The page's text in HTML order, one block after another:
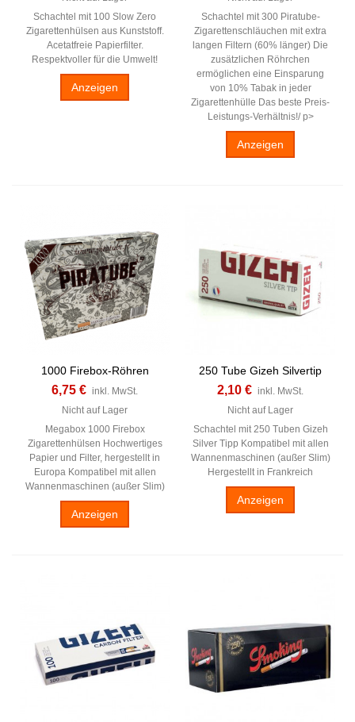
Schachtel mit 100 Slow Zero
Zigarettenhülsen aus Kunststoff.
Acetatfreie Papierfilter.
Respektvoller für die Umwelt!
Anzeigen
Schachtel mit 300 Piratube-
Zigarettenschläuchen mit extra
langen Filtern (60% länger) Die
zusätzlichen Röhrchen
ermöglichen eine Einsparung
von 10% Tabak in jeder
Zigarettenhülle Das beste Preis-
Leistungs-Verhältnis!/ p>
Anzeigen
1000 Firebox-Röhren
6,75 € inkl. MwSt.
Nicht auf Lager
Megabox 1000 Firebox
Zigarettenhülsen Hochwertiges
Papier und Filter, hergestellt in
Europa Kompatibel mit allen
Wannenmaschinen (außer Slim)
Anzeigen
250 Tube Gizeh Silvertip
2,10 € inkl. MwSt.
Nicht auf Lager
Schachtel mit 250 Tuben Gizeh
Silver Tipp Kompatibel mit allen
Wannenmaschinen (außer Slim)
Hergestellt in Frankreich
Anzeigen